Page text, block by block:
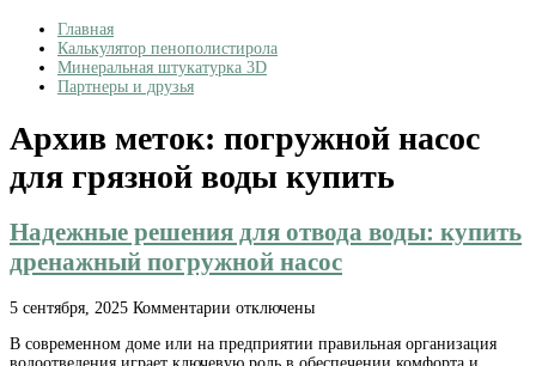
Главная
Калькулятор пенополистирола
Минеральная штукатурка 3D
Партнеры и друзья
Архив меток: погружной насос
для грязной воды купить
Надежные решения для отвода воды: купить
дренажный погружной насос
5 сентября, 2025 Комментарии к
Надежные
отключены
В современном доме или на предприятии правильная организация